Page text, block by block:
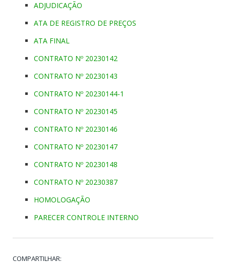
ADJUDICAÇÃO
ATA DE REGISTRO DE PREÇOS
ATA FINAL
CONTRATO Nº 20230142
CONTRATO Nº 20230143
CONTRATO Nº 20230144-1
CONTRATO Nº 20230145
CONTRATO Nº 20230146
CONTRATO Nº 20230147
CONTRATO Nº 20230148
CONTRATO Nº 20230387
HOMOLOGAÇÃO
PARECER CONTROLE INTERNO
COMPARTILHAR: